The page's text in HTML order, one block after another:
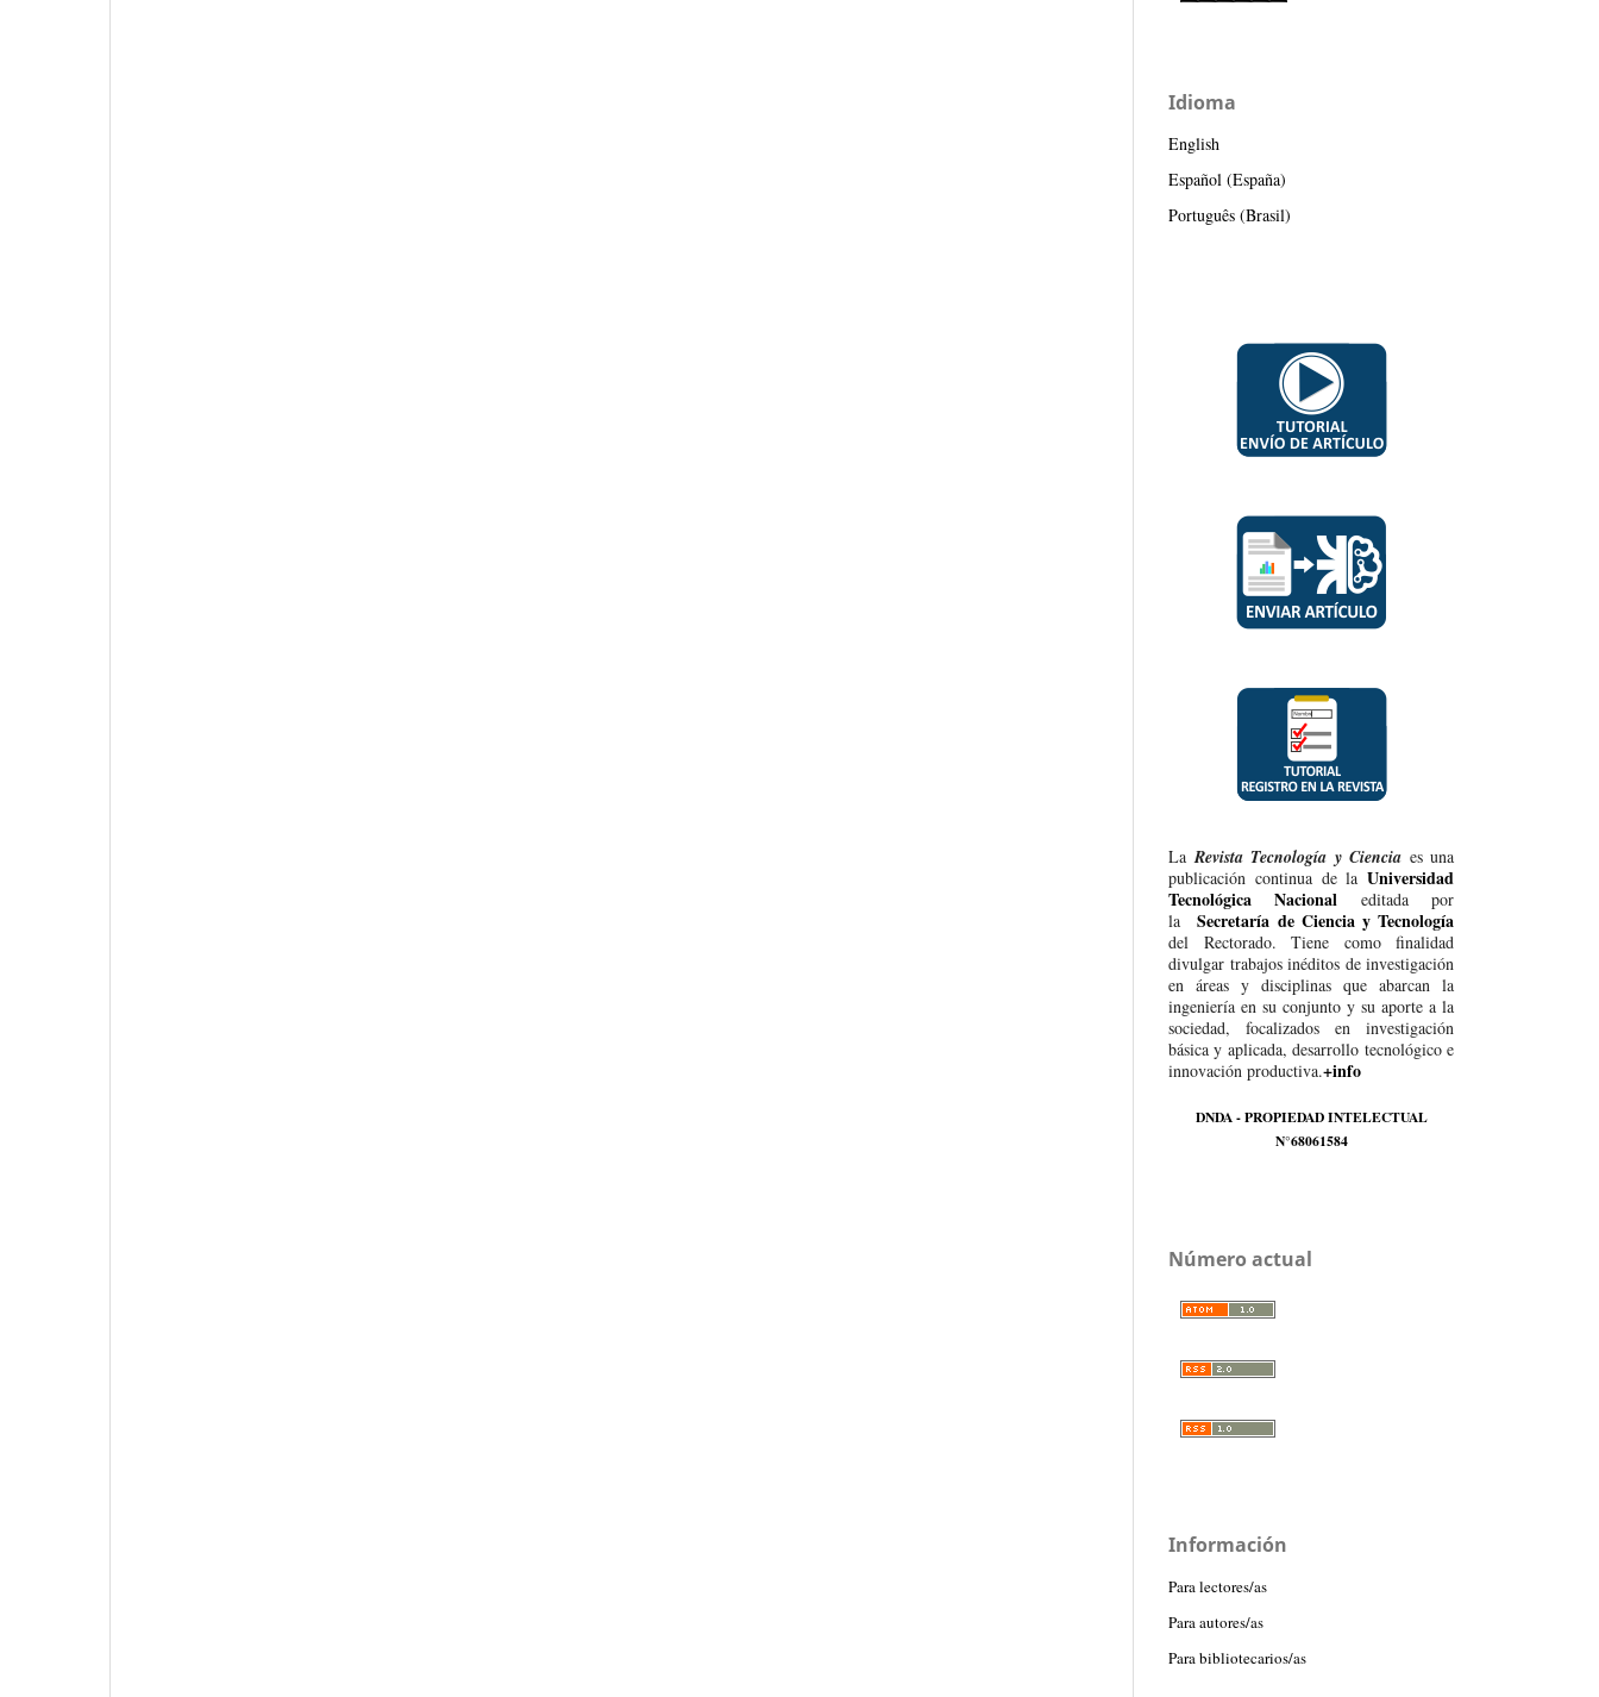
Idioma
English
Español (España)
Português (Brasil)
LaRevista Tecnología y Ciencia es una
publicación continua de la Universidad
Tecnológica Nacional
editada por
laSecretaría de Ciencia y Tecnología
del Rectorado. Tiene como finalidad
divulgar trabajos inéditos de investigación
en áreas y disciplinas que abarcan la
ingeniería en su conjunto y su aporte a la
sociedad, focalizados en investigación
básica y aplicada, desarrollo tecnológico e
innovación productiva.+info
DNDA - PROPIEDAD INTELECTUAL
N°68061584
Número actual
Información
Para lectores/as
Para autores/as
Para bibliotecarios/as